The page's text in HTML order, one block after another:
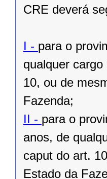
CRE deverá
I - para o
qualquer
10, ou de
Fazenda;
II - para o
anos, de
caput do art.
Estado da